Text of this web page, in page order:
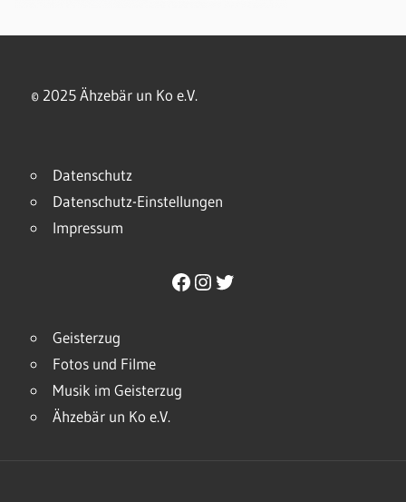
© 2025 Ähzebär un Ko e.V.
Datenschutz
Datenschutz-Einstellungen
Impressum
Facebook
Instagram
Twitter
Geisterzug
Fotos und Filme
Musik im Geisterzug
Ähzebär un Ko e.V.